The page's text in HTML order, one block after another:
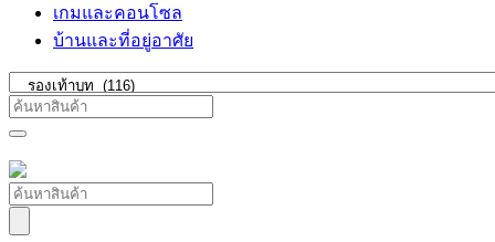
เกมและคอนโซล
บ้านและที่อยู่อาศัย